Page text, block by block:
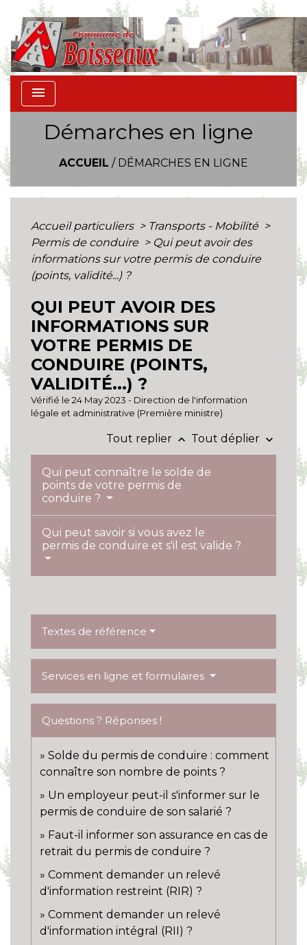
menu
Démarches en ligne
ACCUEIL / DÉMARCHES EN LIGNE
Accueil particuliers > Transports - Mobilité >
Permis de conduire > Qui peut avoir des
informations sur votre permis de conduire
(points, validité...) ?
QUI PEUT AVOIR DES
INFORMATIONS SUR
VOTRE PERMIS DE
CONDUIRE (POINTS,
VALIDITÉ...) ?
Vérifié le 24 May 2023 - Direction de l'information
légale et administrative (Première ministre)
Tout replier keyboard_arrow_up Tout déplier keyboard_arrow_down
Qui peut connaître le solde de
points de votre permis de
conduire ?
Qui peut savoir si vous avez le
permis de conduire et s'il est valide ?
Textes de référence
Services en ligne et formulaires
Questions ? Réponses !
Solde du permis de conduire : comment
connaître son nombre de points ?
Un employeur peut-il s'informer sur le
permis de conduire de son salarié ?
Faut-il informer son assurance en cas de
retrait du permis de conduire ?
Comment demander un relevé
d'information restreint (RIR) ?
Comment demander un relevé
d'information intégral (RII) ?